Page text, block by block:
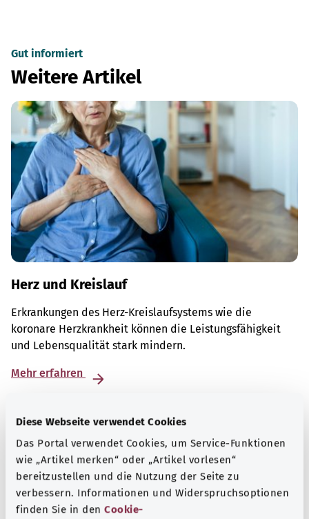
Diese Webseite verwendet Cookies
Das Portal verwendet Cookies, um Service-Funktionen
wie „Artikel merken“ oder „Artikel vorlesen“
bereitzustellen und die Nutzung der Seite zu
verbessern. Informationen und Widerspruchsoptionen
finden Sie in den Cookie-
Gut informiert
Weitere Artikel
Herz und Kreislauf
Erkrankungen des Herz-Kreislaufsystems wie die
koronare Herzkrankheit können die Leistungsfähigkeit
und Lebensqualität stark mindern.
Mehr erfahren